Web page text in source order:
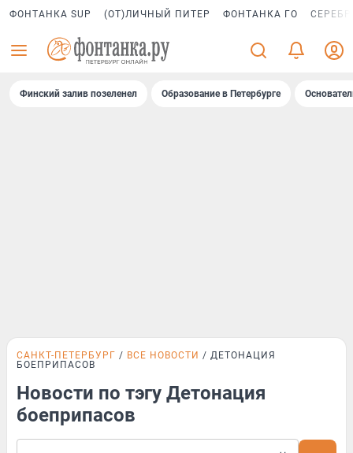
ФОНТАНКА SUP (ОТ)ЛИЧНЫЙ ПИТЕР ФОНТАНКА ГО
Финский залив позеленел Образование в Петербурге
САНКТ-ПЕТЕРБУРГ ВСЕ НОВОСТИ
ДЕТОНАЦИЯ
БОЕПРИПАСОВ
Новости по тэгу Детонация
боеприпасов